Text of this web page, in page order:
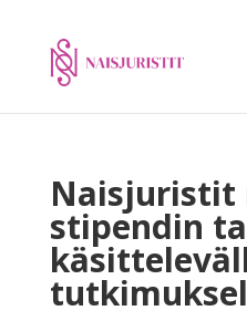
Naisjuristit
stipendin